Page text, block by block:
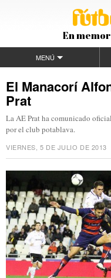
En
MENÚ
El Manacorí
Prat
La AE Prat ha comunicado
por el club potablava.
VIERNES, 5 DE JULIO DE 2013